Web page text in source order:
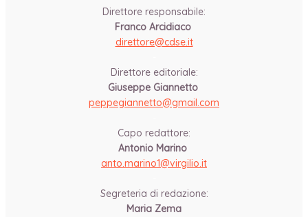
Direttore responsabile:
Franco Arcidiaco
direttore@cdse.it
Direttore editoriale:
Giuseppe Giannetto
peppegiannetto@gmail.com
Capo redattore:
Antonio Marino
anto.marino1@virgilio.it
Segreteria di redazione:
Maria Zema